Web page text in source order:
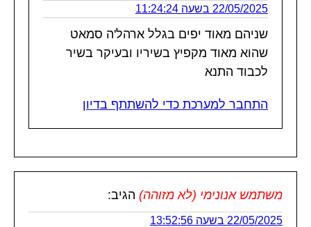
22/05/2025 בשעה 11:24:24
שניהם מאוד יפים בגלל ארהל'ה סמאט
שהוא מאוד מקפיץ בשיריו ובעיקר בשיר
לכבוד התנא
התחבר למערכת כדי להשתתף בדיון
משתמש אנונימי (לא מזוהה) הגיב:
22/05/2025 בשעה 13:52:56